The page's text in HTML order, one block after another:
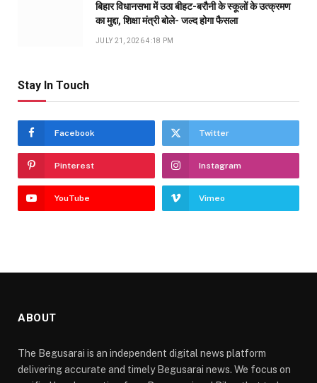
बिहार विधानसभा में उठा बीहट-बरौनी के स्कूलों के उत्क्रमण
का मुद्दा, शिक्षा मंत्री बोले- जल्द होगा फैसला
JULY 21, 2026 4:18 PM
Stay In Touch
Facebook Twitter
Pinterest Instagram
YouTube Vimeo
ABOUT
The Begusarai is an independent digital news platform
delivering accurate and timely Begusarai news. We focus on